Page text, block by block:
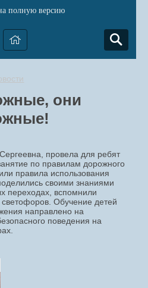
полную версию
они
провела для ребят
по правилам дорожного
правила использования
своими знаниями
переходах, вспомнили
Обучение детей
направлено на
поведения на